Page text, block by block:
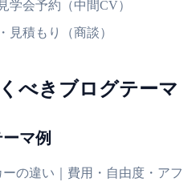
学会予約（中間CV）
見積もり（商談）
べきブログテーマ
マ例
ーの違い｜費用・自由度・アフ